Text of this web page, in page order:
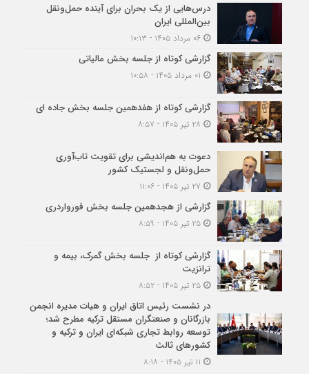
درس‌هایی از یک بحران برای آینده حمل‌ونقل
بین‌المللی ایران
گزارشی کوتاه از جلسه بخش مالیاتی
گزارشی کوتاه از هفدهمین جلسه بخش جاده ای
دعوت به هم‌اندیشی برای تقویت تاب‌آوری
حمل‌ونقل و لجستیک کشور
گزارشی از هجدهمین جلسه بخش فورواردری
۲۵ تیر ۱۴۰۵ - ۸:۵۹
گزارشی کوتاه از جلسه بخش گمرک، بیمه و
ترانزیت
۲۵ تیر ۱۴۰۵ - ۸:۵۲
در نشست رئیس اتاق ایران و هیات مدیره انجمن
بازرگانان و صنعتگران مستقل ترکیه مطرح شد؛
توسعه روابط تجاری شبکه‌ای ایران و ترکیه و
کشورهای ثالث